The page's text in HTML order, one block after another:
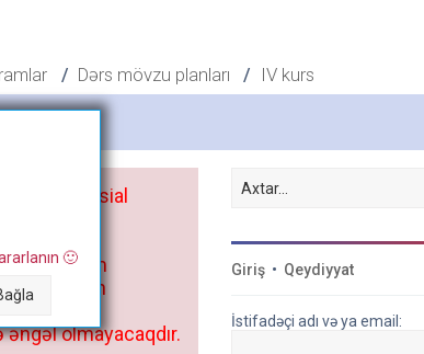
Dərs mövzu planları IV kurs
🙂
və sosial
proqram
edənlərin
böyük
olmayacaqdır.
Giriş • Qeydiyyat
İstifadəçi adı və ya email: